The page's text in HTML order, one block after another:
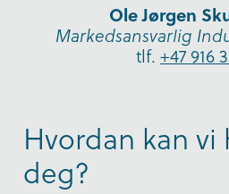
Ole Jørgen
Markedsansvarlig
tlf. +47 916
Hvordan kan vi
deg?